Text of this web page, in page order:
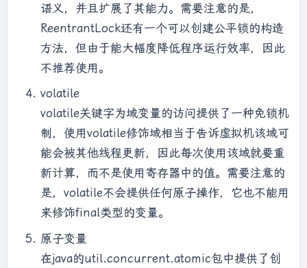
语义，并且扩展了其能力。需要注意的是，
ReentrantLock还有一个可以创建公平锁的构造
方法，但由于能大幅度降低程序运行效率，因此
不推荐使用。
volatile
volatile关键字为域变量的访问提供了一种免锁机
制，使用volatile修饰域相当于告诉虚拟机该域可
能会被其他线程更新，因此每次使用该域就要重
新计算，而不是使用寄存器中的值。需要注意的
是，volatile不会提供任何原子操作，它也不能用
来修饰final类型的变量。
原子变量
在java的util.concurrent.atomic包中提供了创